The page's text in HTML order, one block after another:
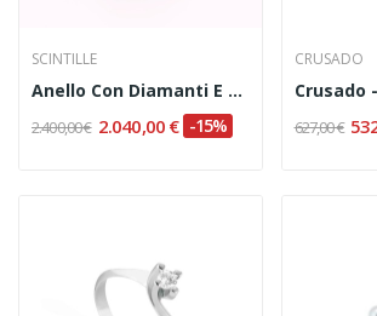
SCINTILLE
Anello Con Diamanti E Zaffiri Naturali Codice...
2.400,00 € 2.040,00 € -15%
CRUSADO
627,00 €